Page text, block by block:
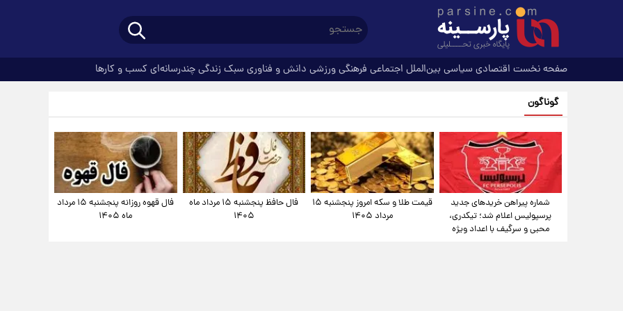
صفحه نخست اقتصادی سیاسی بین‌الملل اجتماعی فرهنگیورزشی دانش و فناوری سبک زندگیچندرسانه‌ای کسب و کارها
گوناگون
شماره پیراهن خریدهای جدید
پرسپولیس اعلام شد؛ تیکدری،
محبی و سرگیف با اعداد ویژه
قیمت طلا و سکه امروز پنجشنبه ۱۵
مرداد ۱۴۰۵
فال حافظ پنجشنبه ۱۵ مرداد ماه
۱۴۰۵
فال قهوه روزانه پنجشنبه ۱۵ مرداد
ماه ۱۴۰۵